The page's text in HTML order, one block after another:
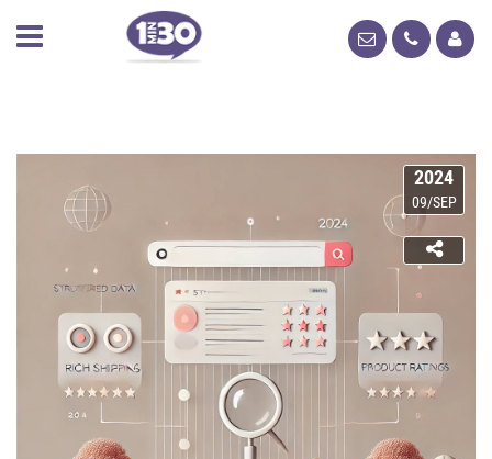
2024
09/SEP